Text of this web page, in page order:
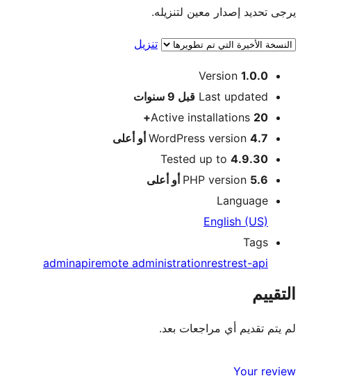
يرجى تحديد إصدار معين لتنزيله.
تنزيل
ميتا
Meta
Version 1.0.0
Last updated قبل 9 سنوات
Active installations 20+
WordPress version 4.7 أو أعلى
Tested up to 4.9.30
PHP version 5.6 أو أعلى
Language
English (US)
Tags
adminapiremote administrationrestrest-api
التقييم
لم يتم تقديم أي مراجعات بعد.
Your review